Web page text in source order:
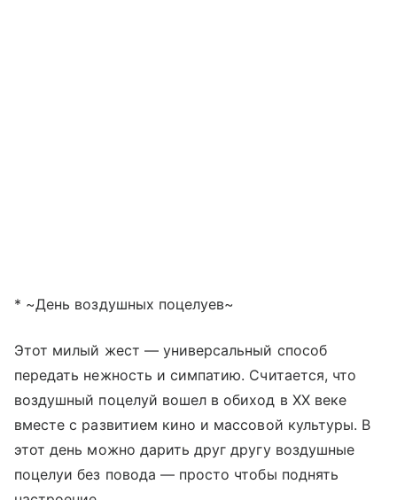
* ~День воздушных поцелуев~
Этот милый жест — универсальный способ
передать нежность и симпатию. Считается, что
воздушный поцелуй вошел в обиход в XX веке
вместе с развитием кино и массовой культуры. В
этот день можно дарить друг другу воздушные
поцелуи без повода — просто чтобы поднять